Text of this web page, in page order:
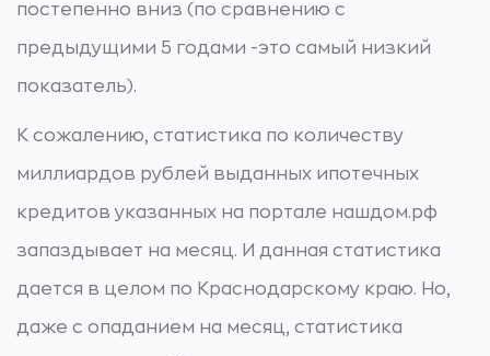
постепенно вниз (по сравнению с
предыдущими 5 годами -это самый низкий
показатель).
К сожалению, статистика по количеству
миллиардов рублей выданных ипотечных
кредитов указанных на портале нашдом.рф
запаздывает на месяц. И данная статистика
дается в целом по Краснодарскому краю. Но,
даже с опаданием на месяц, статистика